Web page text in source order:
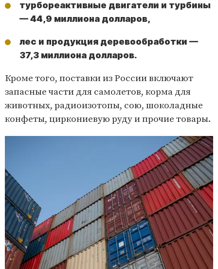
турбореактивные двигатели и турбины
— 44,9 миллиона долларов,
лес и продукция деревообработки —
37,3 миллиона долларов.
Кроме того, поставки из России включают
запасные части для самолетов, корма для
животных, радиоизотопы, сою, шоколадные
конфеты, циркониевую руду и прочие товары.